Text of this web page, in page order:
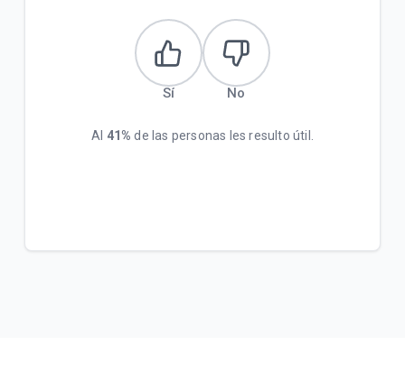
Sí No
Al 41% de las personas les resulto útil.